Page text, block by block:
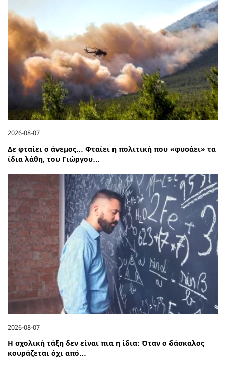
2026-08-07
Δε φταίει ο άνεμος… Φταίει η πολιτική που «φυσάει» τα
ίδια λάθη, του Γιώργου…
2026-08-07
Η σχολική τάξη δεν είναι πια η ίδια: Όταν ο δάσκαλος
κουράζεται όχι από…